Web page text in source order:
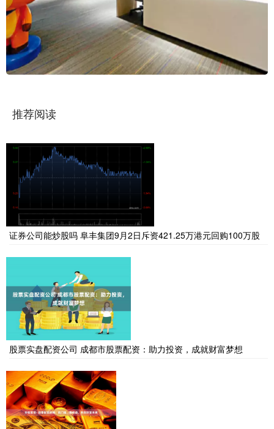
推荐阅读
证券公司能炒股吗 阜丰集团9月2日斥资421.25万港元回购100万股
股票实盘配资公司 成都市股票配资：助力投资，成就财富梦想